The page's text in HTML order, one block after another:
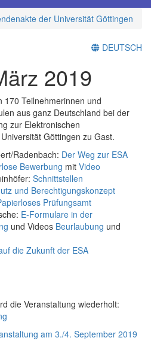
der Universität Göttingen
DEUTSCH
2019
170 Teilnehmerinnen und
aus ganz Deutschland bei der
zur Elektronischen
Göttingen zu Gast.
Radenbach: Der Weg zur ESA
Bewerbung mit Video
Schnittstellen
und Berechtigungskonzept
Prüfungsamt
E-Formulare in der
und Videos Beurlaubung und
die Zukunft der ESA
die Veranstaltung wiederholt:
am 3./4. September 2019